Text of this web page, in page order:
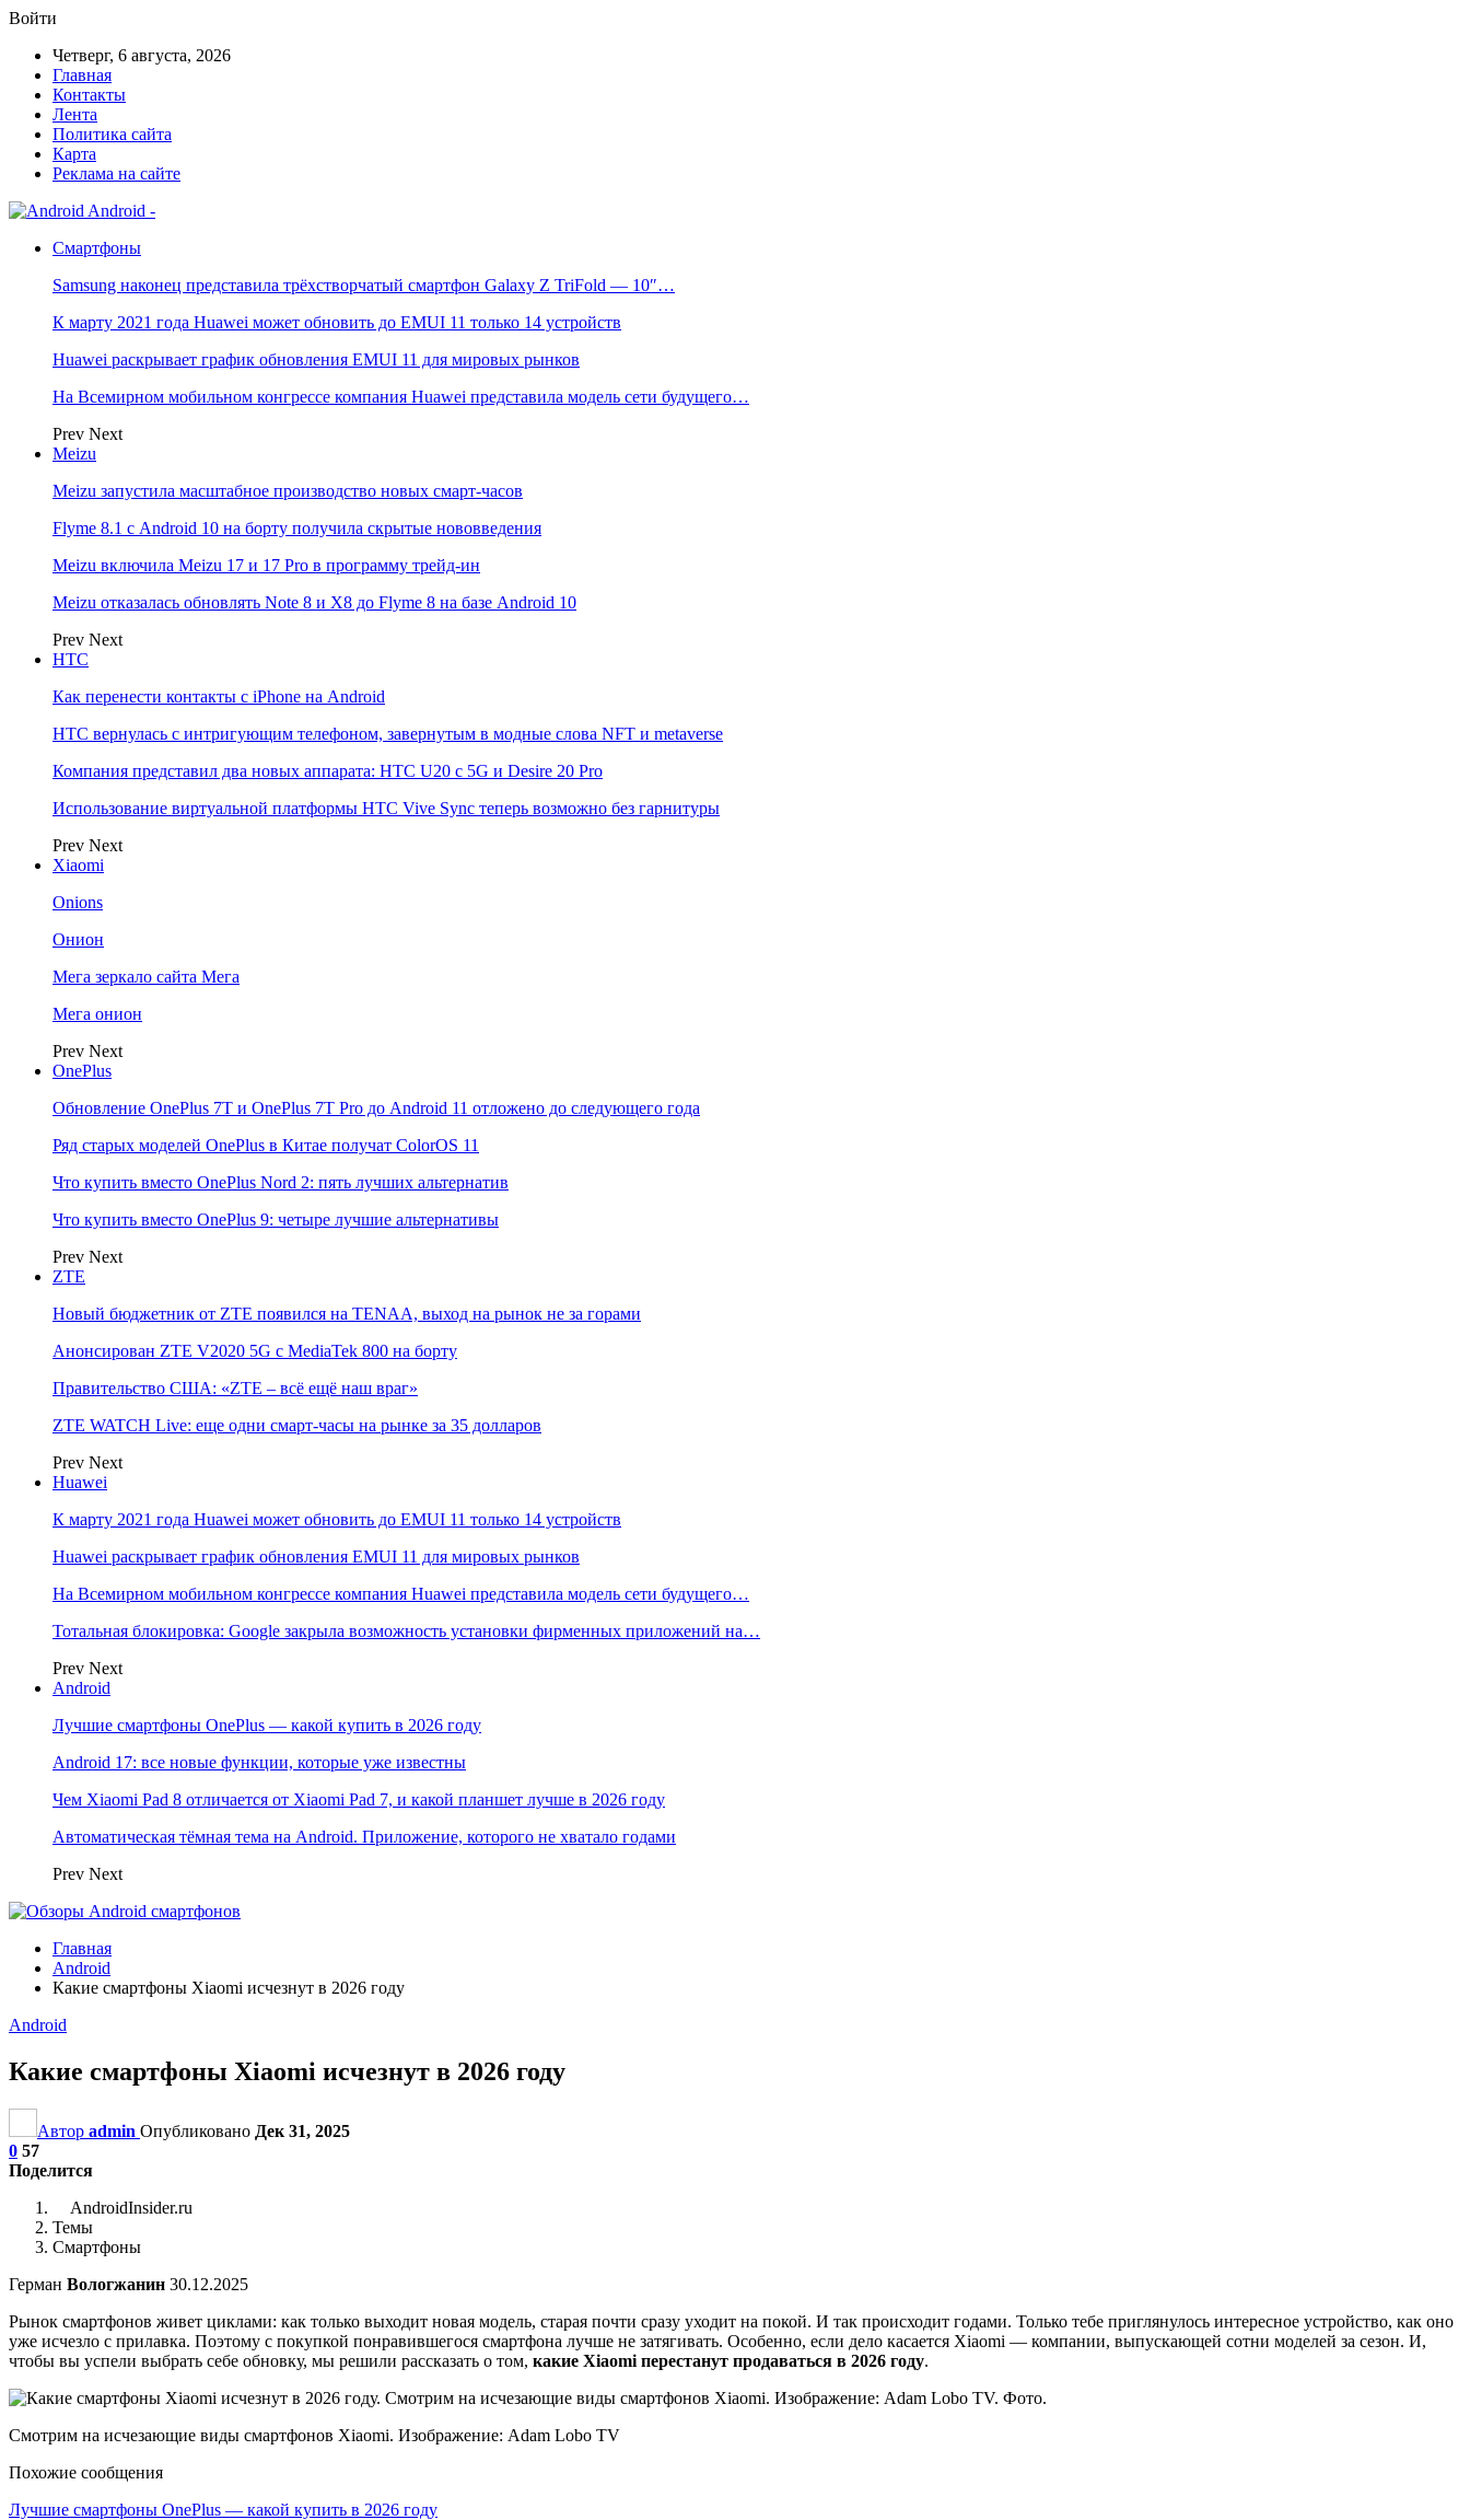
Войти
Четверг, 6 августа, 2026
Главная
Контакты
Лента
Политика сайта
Карта
Реклама на сайте
Android -
Смартфоны
Samsung наконец представила трёхстворчатый смартфон Galaxy Z TriFold — 10″…
К марту 2021 года Huawei может обновить до EMUI 11 только 14 устройств
Huawei раскрывает график обновления EMUI 11 для мировых рынков
На Всемирном мобильном конгрессе компания Huawei представила модель сети будущего…
Prev Next
Meizu
Meizu запустила масштабное производство новых смарт-часов
Flyme 8.1 с Android 10 на борту получила скрытые нововведения
Meizu включила Meizu 17 и 17 Pro в программу трейд-ин
Meizu отказалась обновлять Note 8 и X8 до Flyme 8 на базе Android 10
Prev Next
НТС
Как перенести контакты с iPhone на Android
HTC вернулась с интригующим телефоном, завернутым в модные слова NFT и metaverse
Компания представил два новых аппарата: HTC U20 с 5G и Desire 20 Pro
Использование виртуальной платформы HTC Vive Sync теперь возможно без гарнитуры
Prev Next
Xiaomi
Onions
Онион
Мега зеркало сайта Мега
Мега онион
Prev Next
OnePlus
Обновление OnePlus 7T и OnePlus 7T Pro до Android 11 отложено до следующего года
Ряд старых моделей OnePlus в Китае получат ColorOS 11
Что купить вместо OnePlus Nord 2: пять лучших альтернатив
Что купить вместо OnePlus 9: четыре лучшие альтернативы
Prev Next
ZTE
Новый бюджетник от ZTE появился на TENAA, выход на рынок не за горами
Анонсирован ZTE V2020 5G с MediaTek 800 на борту
Правительство США: «ZTE – всё ещё наш враг»
ZTE WATCH Live: еще одни смарт-часы на рынке за 35 долларов
Prev Next
Huawei
К марту 2021 года Huawei может обновить до EMUI 11 только 14 устройств
Huawei раскрывает график обновления EMUI 11 для мировых рынков
На Всемирном мобильном конгрессе компания Huawei представила модель сети будущего…
Тотальная блокировка: Google закрыла возможность установки фирменных приложений на…
Prev Next
Android
Лучшие смартфоны OnePlus — какой купить в 2026 году
Android 17: все новые функции, которые уже известны
Чем Xiaomi Pad 8 отличается от Xiaomi Pad 7, и какой планшет лучше в 2026 году
Автоматическая тёмная тема на Android. Приложение, которого не хватало годами
Prev Next
Главная
Android
Какие смартфоны Xiaomi исчезнут в 2026 году
Android
Какие смартфоны Xiaomi исчезнут в 2026 году
Автор admin Опубликовано Дек 31, 2025
0 57
Поделится
AndroidInsider.ru
Темы
Смартфоны
Герман Вологжанин 30.12.2025
Рынок смартфонов живет циклами: как только выходит новая модель, старая почти сразу уходит на покой. И так происходит годами. Только тебе приглянулось интересное устройство, как оно
уже исчезло с прилавка. Поэтому с покупкой понравившегося смартфона лучше не затягивать. Особенно, если дело касается Xiaomi — компании, выпускающей сотни моделей за сезон. И,
чтобы вы успели выбрать себе обновку, мы решили рассказать о том, какие Xiaomi перестанут продаваться в 2026 году.
Смотрим на исчезающие виды смартфонов Xiaomi. Изображение: Adam Lobo TV
Похожие сообщения
Лучшие смартфоны OnePlus — какой купить в 2026 году